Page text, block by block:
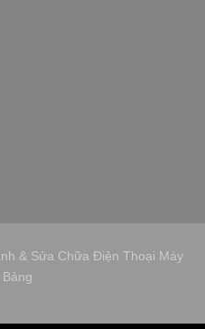
& Sửa Chữa Điện Thoại Máy